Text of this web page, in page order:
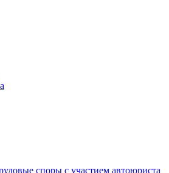
споры с участием автоюриста